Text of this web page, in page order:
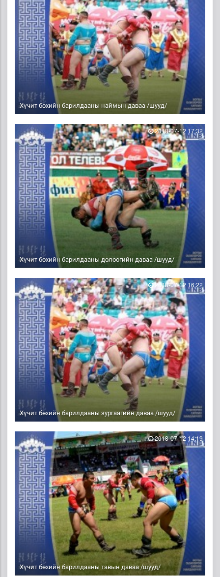
Хүчит бөхийн барилдааны наймын даваа /шууд/
Хүчит бөхийн барилдааны долоогийн даваа /шууд/
2018-07-12 17:32
Хүчит бөхийн барилдааны зургаагийн даваа /шууд/
2018-07-12 16:22
Хүчит бөхийн барилдааны тавын даваа /шууд/
2018-07-12 14:19